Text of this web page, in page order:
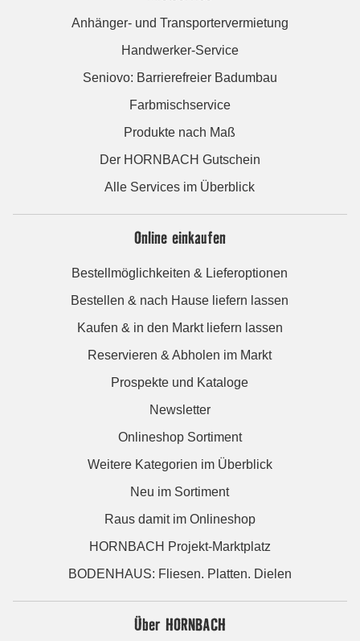
Anhänger- und Transportervermietung
Handwerker-Service
Seniovo: Barrierefreier Badumbau
Farbmischservice
Produkte nach Maß
Der HORNBACH Gutschein
Alle Services im Überblick
Online einkaufen
Bestellmöglichkeiten & Lieferoptionen
Bestellen & nach Hause liefern lassen
Kaufen & in den Markt liefern lassen
Reservieren & Abholen im Markt
Prospekte und Kataloge
Newsletter
Onlineshop Sortiment
Weitere Kategorien im Überblick
Neu im Sortiment
Raus damit im Onlineshop
HORNBACH Projekt-Marktplatz
BODENHAUS: Fliesen. Platten. Dielen
Über HORNBACH